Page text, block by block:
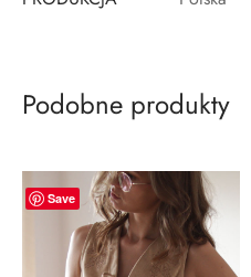
Podobne produkty
Save
-41%